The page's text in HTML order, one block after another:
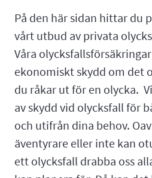
På den här sidan hittar du
vårt utbud av privata
Våra
ekonomiskt skydd om det
du råkar ut för en olycka.
av skydd vid olycksfall för
och utifrån dina behov.
äventyrare eller inte kan
ett olycksfall drabba oss